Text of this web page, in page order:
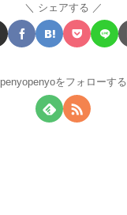
シェアする
penyopenyoをフォローする